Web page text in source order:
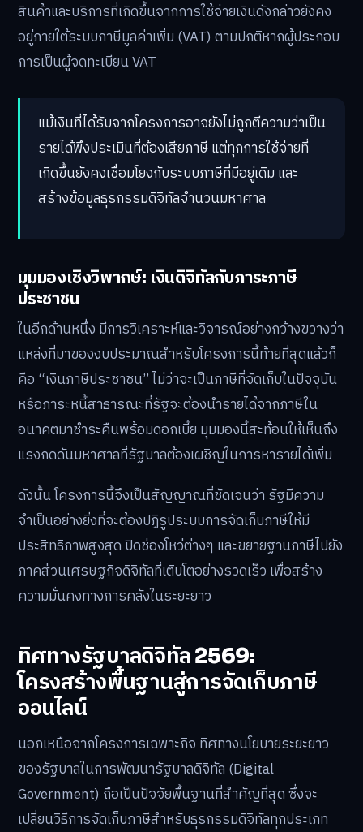
สินค้าและบริการที่เกิดขึ้นจากการใช้จ่ายเงินดังกล่าวยังคง
อยู่ภายใต้ระบบภาษีมูลค่าเพิ่ม (VAT) ตามปกติหากผู้ประกอบ
การเป็นผู้จดทะเบียน VAT
แม้เงินที่ได้รับจากโครงการอาจยังไม่ถูกตีความว่าเป็น
รายได้พึงประเมินที่ต้องเสียภาษี แต่ทุกการใช้จ่ายที่
เกิดขึ้นยังคงเชื่อมโยงกับระบบภาษีที่มีอยู่เดิม และ
สร้างข้อมูลธุรกรรมดิจิทัลจำนวนมหาศาล
มุมมองเชิงวิพากษ์: เงินดิจิทัลกับภาระภาษี
ประชาชน
ในอีกด้านหนึ่ง มีการวิเคราะห์และวิจารณ์อย่างกว้างขวางว่า
แหล่งที่มาของงบประมาณสำหรับโครงการนี้ท้ายที่สุดแล้วก็
คือ “เงินภาษีประชาชน” ไม่ว่าจะเป็นภาษีที่จัดเก็บในปัจจุบัน
หรือภาระหนี้สาธารณะที่รัฐจะต้องนำรายได้จากภาษีใน
อนาคตมาชำระคืนพร้อมดอกเบี้ย มุมมองนี้สะท้อนให้เห็นถึง
แรงกดดันมหาศาลที่รัฐบาลต้องเผชิญในการหารายได้เพิ่ม
ดังนั้น โครงการนี้จึงเป็นสัญญาณที่ชัดเจนว่า รัฐมีความ
จำเป็นอย่างยิ่งที่จะต้องปฏิรูประบบการจัดเก็บภาษีให้มี
ประสิทธิภาพสูงสุด ปิดช่องโหว่ต่างๆ และขยายฐานภาษีไปยัง
ภาคส่วนเศรษฐกิจดิจิทัลที่เติบโตอย่างรวดเร็ว เพื่อสร้าง
ความมั่นคงทางการคลังในระยะยาว
ทิศทางรัฐบาลดิจิทัล 2569:
โครงสร้างพื้นฐานสู่การจัดเก็บภาษี
ออนไลน์
นอกเหนือจากโครงการเฉพาะกิจ ทิศทางนโยบายระยะยาว
ของรัฐบาลในการพัฒนารัฐบาลดิจิทัล (Digital
Government) ถือเป็นปัจจัยพื้นฐานที่สำคัญที่สุด ซึ่งจะ
เปลี่ยนวิธีการจัดเก็บภาษีสำหรับธุรกรรมดิจิทัลทุกประเภท